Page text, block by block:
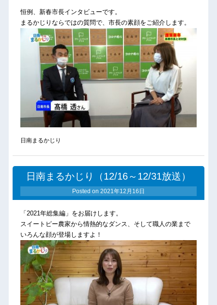
恒例、新春市長インタビューです。
まるかじりならではの質問で、市長の素顔をご紹介します。
日南まるかじり
日南まるかじり（12/16～12/31放送）
Posted on 2021年12月16日
「2021年総集編」をお届けします。
スイートピー農家から情熱的なダンス、そして職人の業まで
いろんな顔が登場しますよ！